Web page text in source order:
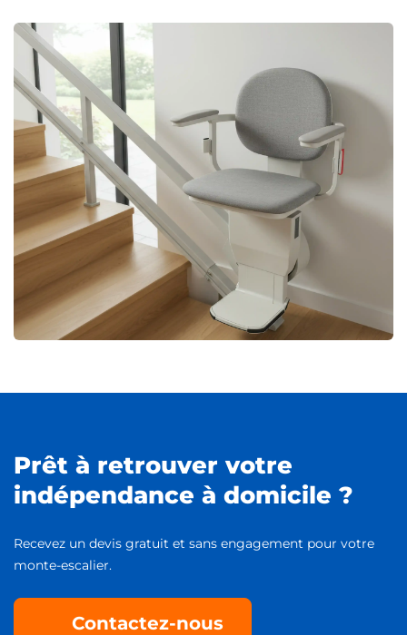
Prêt à retrouver votre
indépendance à domicile ?
Recevez un devis gratuit et sans engagement pour votre
monte-escalier.
Contactez-nous